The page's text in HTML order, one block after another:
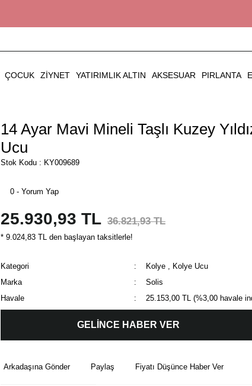
ÇOCUK ZIYNET YATIRIMLIK ALTIN AKSESUAR PIRLANTA
14 Ayar Mavi Mineli Taşlı Kuzey
Ucu
Stok Kodu : KY009689
0 - Yorum Yap
25.930,93 TL 36.821,93 TL
* 9.024,83 TL den başlayan taksitlerle!
Kategori Kolye , Kolye Ucu
Marka
Solis
Havale
25.153,00 TL (%3,00 havale
GELİNCE HABER VER
Arkadaşına Gönder Paylaş Fiyatı Düşünce Haber Ver